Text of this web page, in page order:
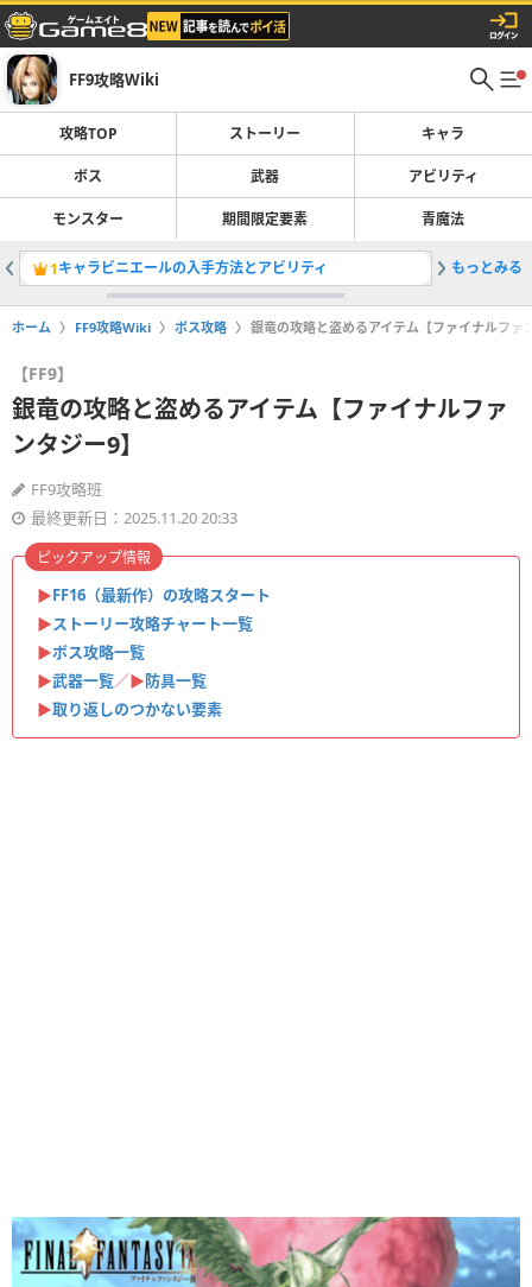
FF9攻略Wiki
攻略TOP ストーリー キャラ
ボス 武器 アビリティ
モンスター 期間限定要素 青魔法
1キャラビニエールの入手方法とアビリティ 2黒魔道
もっとみる
ホーム FF9攻略Wiki ボス攻略 銀竜の攻略と盗めるアイテム【ファイナルファ
【FF9】
銀竜の攻略と盗めるアイテム【ファイナルファ
ンタジー9】
FF9攻略班
最終更新日：2025.11.20 20:33
▶︎FF16（最新作）の攻略スタート
▶ストーリー攻略チャート一覧
▶ボス攻略一覧
▶武器一覧／▶防具一覧
▶︎取り返しのつかない要素
ピックアップ情報